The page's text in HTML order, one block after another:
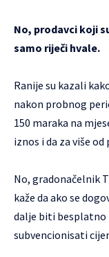
No, prodavci koji
samo riječi hvale.
Ranije su kazali
nakon probnog
150 maraka na
iznos i da za više
No, gradonačelnik
kaže da ako se
dalje biti besplatno
subvencionisati